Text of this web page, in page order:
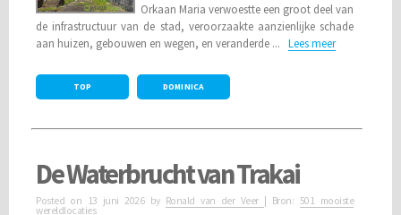
Orkaan Maria verwoestte een groot deel van
de infrastructuur van de stad, veroorzaakte aanzienlijke schade
aan huizen, gebouwen en wegen, en veranderde ... Lees meer
TOP DOMINICA
De Waterbrucht van Trakai
Posted on 13 juni 2026by Ronald van der Veer | Bron: 501 mooiste
wereldlocaties